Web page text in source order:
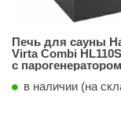
ecology
Печь для сауны
Virta Combi
с парогенератором
в наличии (на